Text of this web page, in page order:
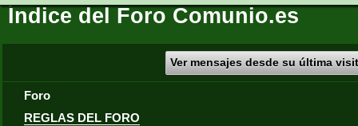
Índice del Foro Comunio.es
Ver mensajes desde su última
Foro
REGLAS DEL FORO